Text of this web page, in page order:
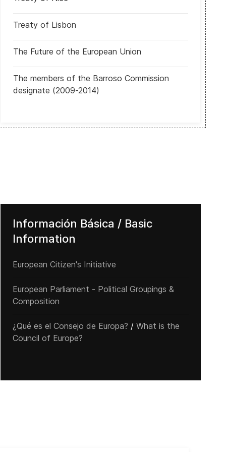
El Gobierno de Estados Unidos expresó su respaldo a la
Treaty of Lisbon
The Future of the European Union
The members of the Barroso Commission
designate (2009-2014)
Información Básica / Basic
Information
European Citizen's Initiative
European Parliament - Political Groupings &
Composition
¿Qué es el Consejo de Europa? / What is the
Council of Europe?